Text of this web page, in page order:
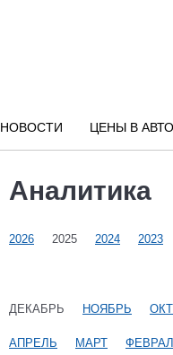
НОВОСТИ ЦЕНЫ В
Аналитика
2026 2025 2024 2023
ДЕКАБРЬ НОЯБРЬ
АПРЕЛЬ МАРТ